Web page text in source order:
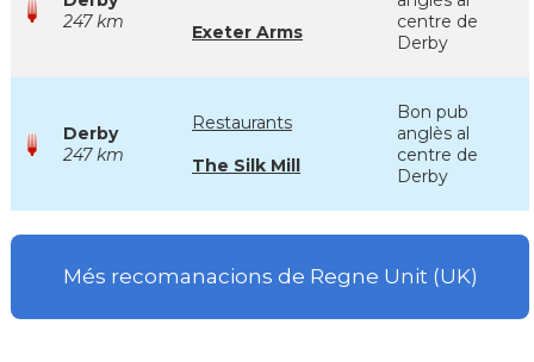
247 km
Exeter Arms
centre de
Derby
Derby
247 km
Restaurants
The Silk Mill
Bon pub
anglès al
centre de
Derby
Més recomanacions de Regne Unit (UK)